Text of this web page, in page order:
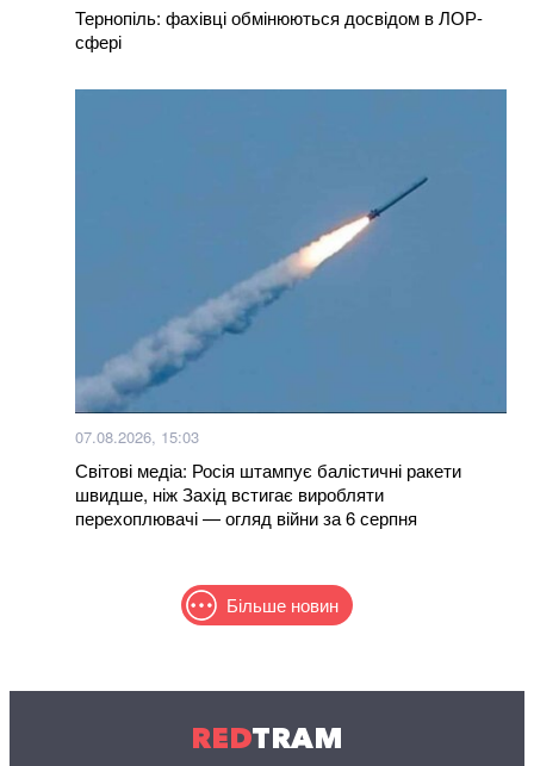
Тернопіль: фахівці обмінюються досвідом в ЛОР-
сфері
07.08.2026, 15:03
Світові медіа: Росія штампує балістичні ракети
швидше, ніж Захід встигає виробляти
перехоплювачі — огляд війни за 6 серпня
Більше новин
REDTRAM